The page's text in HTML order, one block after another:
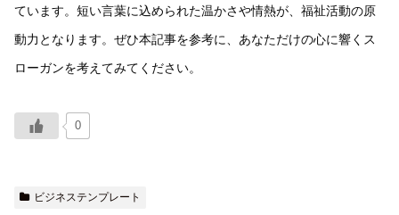
ています。短い言葉に込められた温かさや情熱が、福祉活動の原
動力となります。ぜひ本記事を参考に、あなただけの心に響くス
ローガンを考えてみてください。
0
ビジネステンプレート